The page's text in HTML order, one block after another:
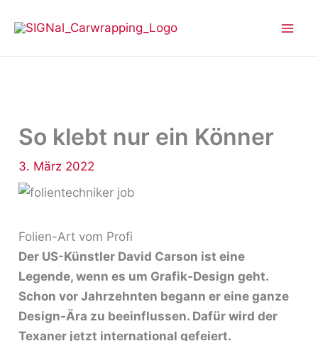
Inhalt
So klebt nur ein Könner
3. März 2022
Folien-Art vom Profi
Der US-Künstler David Carson ist eine
Legende, wenn es um Grafik-Design geht.
Schon vor Jahrzehnten begann er eine ganze
Design-Ära zu beeinflussen. Dafür wird der
Texaner jetzt international gefeiert.